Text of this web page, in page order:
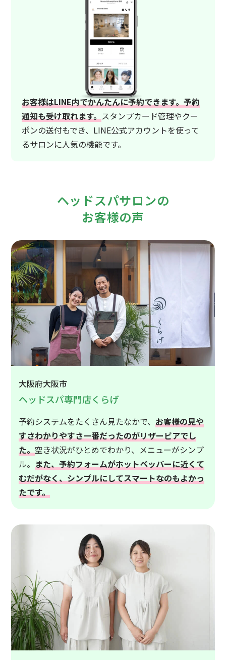
お客様はLINE内でかんたんに予約できます。予約
通知も受け取れます。 スタンプカード管理やクー
ポンの送付もでき、LINE公式アカウントを使って
るサロンに人気の機能です。
ヘッドスパサロンの
お客様の声
大阪府大阪市
ヘッドスパ専門店くらげ
予約システムをたくさん見たなかで、 お客様の見や
すさわかりやすさ一番だったのがリザービアでし
た。 空き状況がひとめでわかり、メニューがシンプ
ル。 また、予約フォームがホットペッパーに近くて
むだがなく、シンプルにしてスマートなのもよかっ
たです。